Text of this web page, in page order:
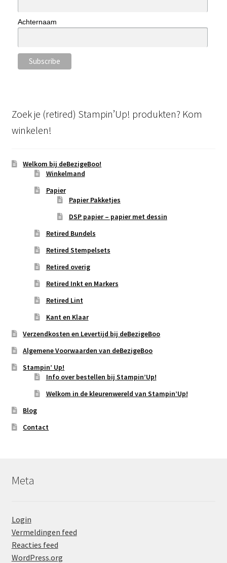
Achternaam
Zoek je (retired) Stampin’Up! produkten? Kom
winkelen!
Welkom bij deBezigeBoo!
Winkelmand
Papier
Papier Pakketjes
DSP papier – papier met dessin
Retired Bundels
Retired Stempelsets
Retired overig
Retired Inkt en Markers
Retired Lint
Kant en Klaar
Verzendkosten en Levertijd bij deBezigeBoo
Algemene Voorwaarden van deBezigeBoo
Stampin’ Up!
Info over bestellen bij Stampin’Up!
Welkom in de kleurenwereld van Stampin’Up!
Blog
Contact
Meta
Login
Vermeldingen feed
Reacties feed
WordPress.org